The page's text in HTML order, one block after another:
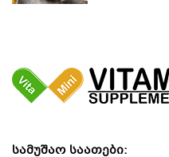
სამუშაო საათები: